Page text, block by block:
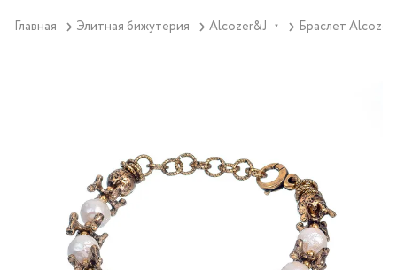
Главная Элитная бижутерия Alcozer&J ▼ Браслет